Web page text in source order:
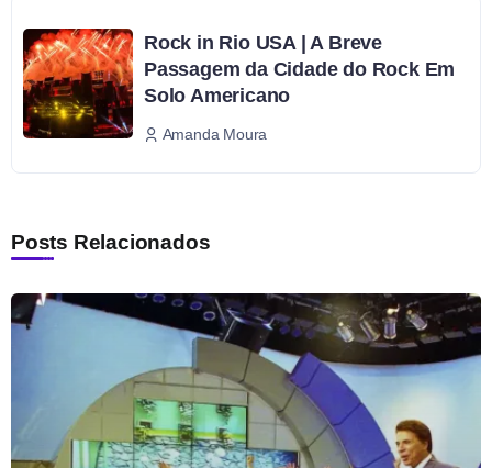
Rock in Rio USA | A Breve
Passagem da Cidade do Rock Em
Solo Americano
Amanda Moura
Posts Relacionados